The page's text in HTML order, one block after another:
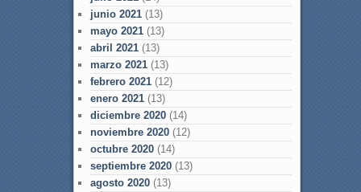
junio 2021(13)
mayo 2021(13)
abril 2021(13)
marzo 2021(13)
febrero 2021(12)
enero 2021(13)
diciembre 2020(14)
noviembre 2020(12)
octubre 2020(14)
septiembre 2020(13)
agosto 2020(13)